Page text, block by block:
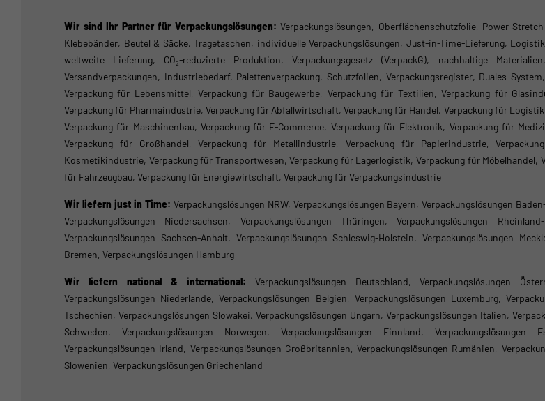
Wir sind Ihr Partner für Verpackungslösungen: Verpackungslösungen, Oberflächenschutzfolie, Power-
Klebebänder, Beutel & Säcke, Tragetaschen, individuelle Verpackungslösungen, Just-in-Time-Lieferung,
weltweite Lieferung, CO₂-reduzierte Produktion, Verpackungsgesetz (VerpackG), nachhaltige
Versandverpackungen, Industriebedarf, Palettenverpackung, Schutzfolien, Verpackungsregister, Duales
Verpackung für Lebensmittel, Verpackung für Baugewerbe, Verpackung für Textilien, Verpackung für
Verpackung für Pharmaindustrie, Verpackung für Abfallwirtschaft, Verpackung für Handel, Verpackung für
Verpackung für Maschinenbau, Verpackung für E-Commerce, Verpackung für Elektronik, Verpackung für
Verpackung für Großhandel, Verpackung für Metallindustrie, Verpackung für Papierindustrie,
Kosmetikindustrie, Verpackung für Transportwesen, Verpackung für Lagerlogistik, Verpackung für
für Fahrzeugbau, Verpackung für Energiewirtschaft, Verpackung für Verpackungsindustrie
Wir liefern just in Time: Verpackungslösungen NRW, Verpackungslösungen Bayern, Verpackungslösungen
Verpackungslösungen Niedersachsen, Verpackungslösungen Thüringen, Verpackungslösungen
Verpackungslösungen Sachsen-Anhalt, Verpackungslösungen Schleswig-Holstein, Verpackungslösungen
Bremen, Verpackungslösungen Hamburg
Wir liefern national & international: Verpackungslösungen Deutschland, Verpackungslösungen
Verpackungslösungen Niederlande, Verpackungslösungen Belgien, Verpackungslösungen Luxemburg,
Tschechien, Verpackungslösungen Slowakei, Verpackungslösungen Ungarn, Verpackungslösungen Italien,
Schweden, Verpackungslösungen Norwegen, Verpackungslösungen Finnland,
Verpackungslösungen Irland, Verpackungslösungen Großbritannien, Verpackungslösungen Rumänien,
Slowenien, Verpackungslösungen Griechenland